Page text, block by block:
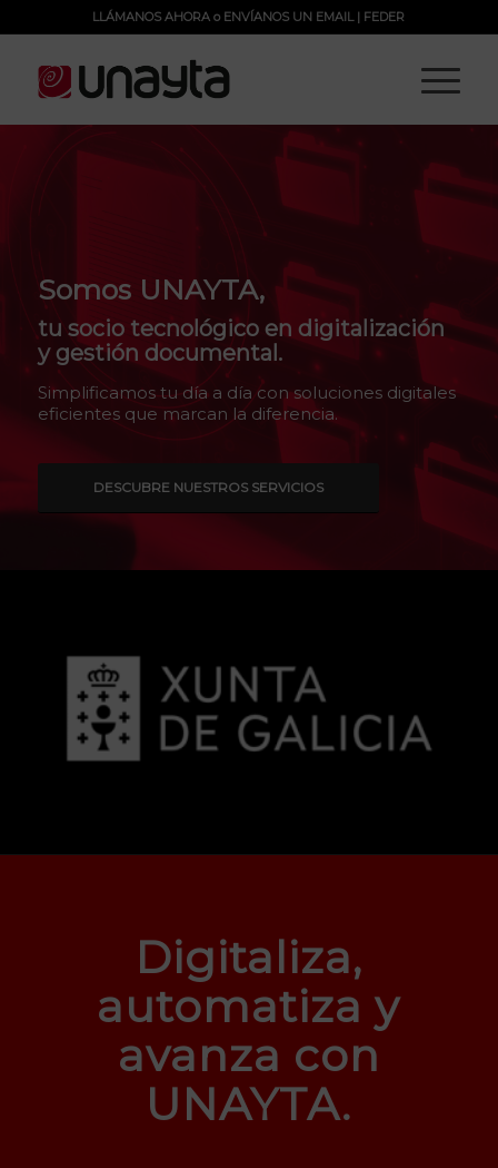
LLÁMANOS AHORA o ENVÍANOS UN EMAIL| FEDER
Somos UNAYTA,
tu socio tecnológico en digitalización
y gestión documental.
Simplificamos tu día a día con soluciones digitales
eficientes que marcan la diferencia.
DESCUBRE NUESTROS SERVICIOS
Digitaliza,
automatiza y
avanza con
UNAYTA.